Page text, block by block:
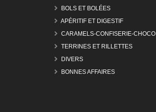
BOLS ET BOLÉES
APÉRITIF ET DIGESTIF
CARAMELS-CONFISERIE-CHOCO
TERRINES ET RILLETTES
DIVERS
BONNES AFFAIRES